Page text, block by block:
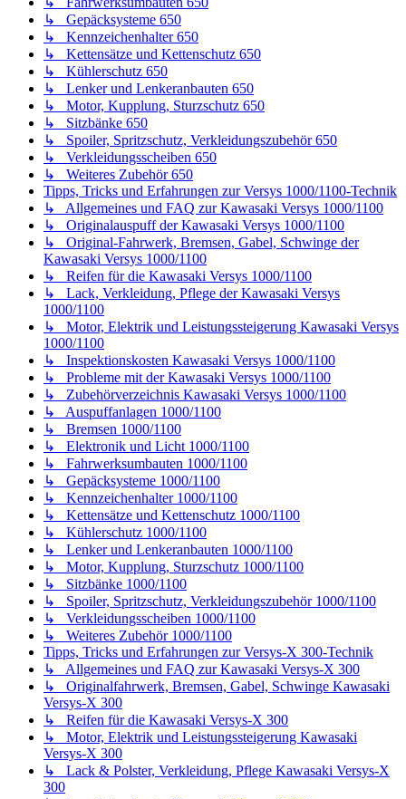
↳ Spoiler, Spritzschutz, Verkleidungszubehör 650
↳ Verkleidungsscheiben 650
↳ Weiteres Zubehör 650
Tipps, Tricks und Erfahrungen zur Versys 1000/1100-Technik
↳ Allgemeines und FAQ zur Kawasaki Versys 1000/1100
↳ Originalauspuff der Kawasaki Versys 1000/1100
↳ Original-Fahrwerk, Bremsen, Gabel, Schwinge der
Kawasaki Versys 1000/1100
↳ Reifen für die Kawasaki Versys 1000/1100
↳ Lack, Verkleidung, Pflege der Kawasaki Versys
1000/1100
↳ Motor, Elektrik und Leistungssteigerung Kawasaki Versys
1000/1100
↳ Inspektionskosten Kawasaki Versys 1000/1100
↳ Probleme mit der Kawasaki Versys 1000/1100
↳ Zubehörverzeichnis Kawasaki Versys 1000/1100
↳ Auspuffanlagen 1000/1100
↳ Bremsen 1000/1100
↳ Elektronik und Licht 1000/1100
↳ Fahrwerksumbauten 1000/1100
↳ Gepäcksysteme 1000/1100
↳ Kennzeichenhalter 1000/1100
↳ Kettensätze und Kettenschutz 1000/1100
↳ Kühlerschutz 1000/1100
↳ Lenker und Lenkeranbauten 1000/1100
↳ Motor, Kupplung, Sturzschutz 1000/1100
↳ Sitzbänke 1000/1100
↳ Spoiler, Spritzschutz, Verkleidungszubehör 1000/1100
↳ Verkleidungsscheiben 1000/1100
↳ Weiteres Zubehör 1000/1100
Tipps, Tricks und Erfahrungen zur Versys-X 300-Technik
↳ Allgemeines und FAQ zur Kawasaki Versys-X 300
↳ Originalfahrwerk, Bremsen, Gabel, Schwinge Kawasaki
Versys-X 300
↳ Reifen für die Kawasaki Versys-X 300
↳ Motor, Elektrik und Leistungssteigerung Kawasaki
Versys-X 300
↳ Lack & Polster, Verkleidung, Pflege Kawasaki Versys-X
300
↳ Inspektionskosten Kawasaki Versys-X 300
↳ Probleme mit der Kawasaki Versys-X 300
↳ Zubehör zur Kawasaki Versys-X 300
Weitere Motorradthemen
↳ GPS und Navigation
↳ Navihalter, Ganganzeigen, Cockpitanbauteile 300 650
1000
↳ Spiegel 300, 650, 1000